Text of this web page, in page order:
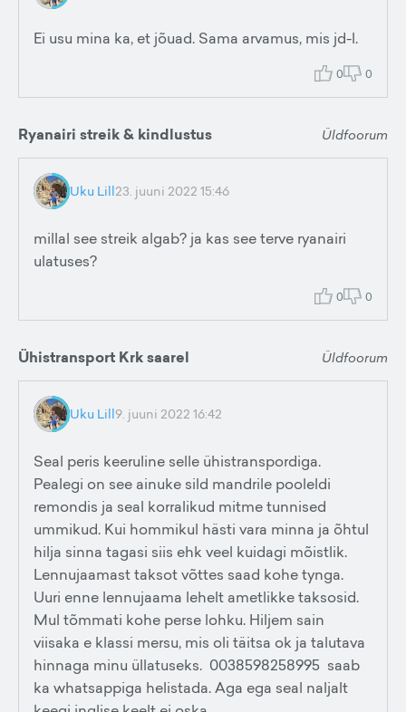
Ei usu mina ka, et jõuad. Sama arvamus, mis jd-l.
0 0
Ryanairi streik & kindlustus Üldfoorum
Uku Lill23. juuni 2022 15:46
millal see streik algab? ja kas see terve ryanairi
ulatuses?
0 0
Ühistransport Krk saarel Üldfoorum
Uku Lill9. juuni 2022 16:42
Seal peris keeruline selle ühistranspordiga.
Pealegi on see ainuke sild mandrile pooleldi
remondis ja seal korralikud mitme tunnised
ummikud. Kui hommikul hästi vara minna ja õhtul
hilja sinna tagasi siis ehk veel kuidagi mõistlik.
Lennujaamast taksot võttes saad kohe tynga.
Uuri enne lennujaama lehelt ametlikke taksosid.
Mul tõmmati kohe perse lohku. Hiljem sain
viisaka e klassi mersu, mis oli täitsa ok ja talutava
hinnaga minu üllatuseks. 0038598258995 saab
ka whatsappiga helistada. Aga ega seal naljalt